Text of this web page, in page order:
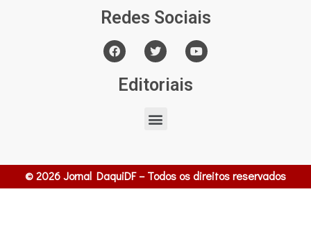
Redes Sociais
Editoriais
© 2026 Jornal DaquiDF – Todos os direitos reservados